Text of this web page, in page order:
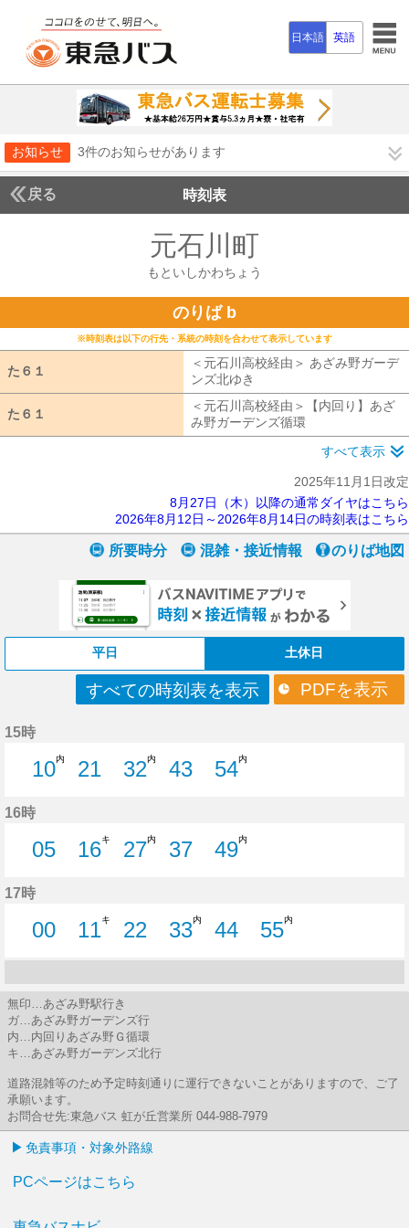
日本語 英語
お知らせ 3件のお知らせがあります
戻る 時刻表
元石川町
もといしかわちょう
のりば b
※時刻表は以下の行先・系統の時刻を合わせて表示しています
た６１
＜元石川高校経由＞ あざみ野ガーデ
ンズ北ゆき
た６１
＜元石川高校経由＞【内回り】あざ
み野ガーデンズ循環
すべて表示
2025年11月1日改定
8月27日（木）以降の通常ダイヤはこちら
2026年8月12日～2026年8月14日の時刻表はこちら
所要時分 混雑・接近情報 のりば地図
平日 土休日
すべての時刻表を表示 PDFを表示
15時
10内
21
32内
43
54内
16時
05
16キ
27内
37
49内
17時
00
0分はつ
11
11分はつ
キ
22
22分はつ
33
33分はつ
内
44
44分はつ
55
55分はつ
内
無印…あざみ野駅行き
ガ…あざみ野ガーデンズ行
内…内回りあざみ野Ｇ循環
キ…あざみ野ガーデンズ北行
道路混雑等のため予定時刻通りに運行できないことがありますので、ご了
承願います。
お問合せ先:東急バス 虹が丘営業所 044-988-7979
免責事項・対象外路線
PCページはこちら